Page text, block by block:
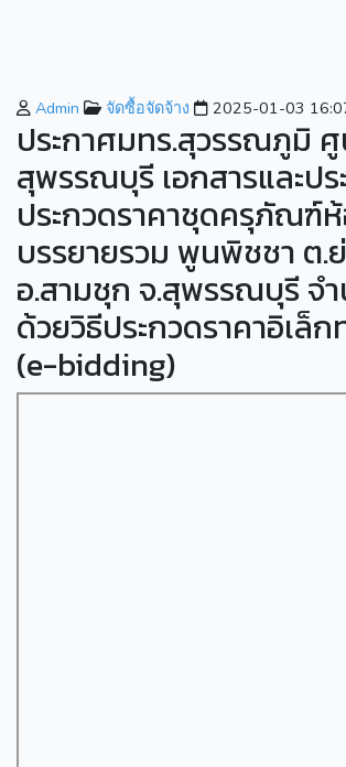
Admin จัดซื้อจัดจ้าง 2025-01-03
ประกาศมทร.สุวรรณภูมิ
สุพรรณบุรี เอกสารและปร
ประกวดราคาชุดครุภัณฑ์
บรรยายรวม พูนพิชชา ต.
อ.สามชุก จ.สุพรรณบุรี จำ
ด้วยวิธีประกวดราคาอิเล็
(e-bidding)